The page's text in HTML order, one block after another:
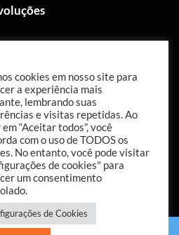
à Sábado.
das 9h às 19h
cookies em nosso site para
a experiência mais
lembrando suas
e visitas repetidas. Ao
“Aceitar todos”, você
com o uso de TODOS os
No entanto, você pode visitar
de cookies" para
um consentimento
de Cookies